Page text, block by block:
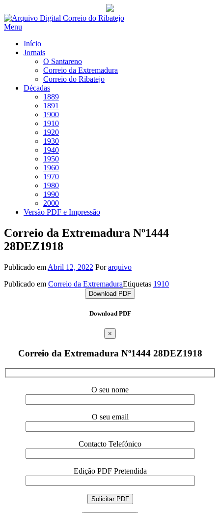
Saltar
para
Menu
Início
Jornais
O Santareno
Correio da Extremadura
Correio do Ribatejo
Décadas
1889
1891
1900
1910
1920
1930
1940
1950
1960
1970
1980
1990
2000
Versão PDF e Impressão
Correio da Extremadura Nº1444
28DEZ1918
Publicado em Abril 12, 2022 Porarquivo
Publicado em Correio da ExtremaduraEtiquetas 1910
Download PDF
Download PDF
×
Correio da Extremadura Nº1444 28DEZ1918
O seu nome
O seu email
Contacto Telefónico
Edição PDF Pretendida